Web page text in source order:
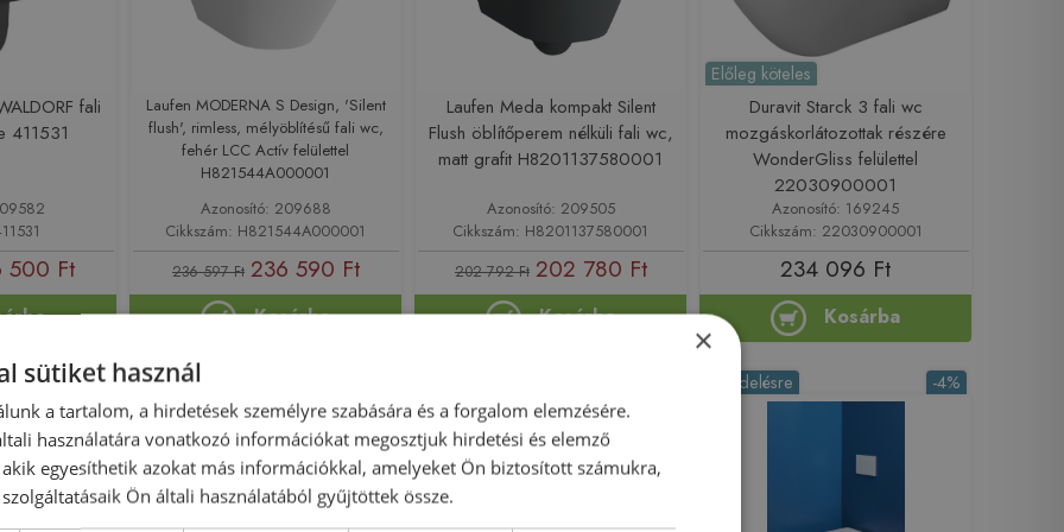
fali
411531
500 Ft
Laufen MODERNA S Design, 'Silent
flush', rimless, mélyöblítésű fali wc,
fehér LCC Actív felülettel
H821544A000001
Azonosító: 209688
Cikkszám: H821544A000001
236 597 Ft 236 590 Ft
Kosárba
Laufen Meda kompakt Silent
Flush öblítőperem nélküli fali wc,
matt grafit H8201137580001
Azonosító: 209505
Cikkszám: H8201137580001
202 792 Ft 202 780 Ft
Kosárba
Előleg köteles
Duravit Starck 3 fali wc
mozgáskorlátozottak részére
WonderGliss felülettel
22030900001
Azonosító: 169245
Cikkszám: 22030900001
234 096 Ft
Kosárba
-3% Rendelésre -4%
Rendelésre
×
sütiket használ
a tartalom, a hirdetések személyre szabására és a forgalom elemzésére.
használatára vonatkozó információkat megosztjuk hirdetési és elemző
egyesíthetik azokat más információkkal, amelyeket Ön biztosított számukra,
Ön általi használatából gyűjtöttek össze.